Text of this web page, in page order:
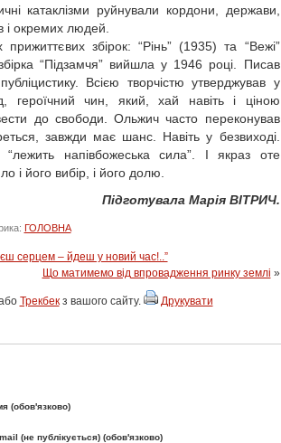
катаклізми руйнували кордони, держави,
і окремих людей.
збірок: “Рінь” (1935) та “Вежі”
“Підзамчя” вийшла у 1946 році. Писав
Всією творчістю утверджував у
героїчний чин, який, хай навіть і ціною
до свободи. Ольжич часто переконував
завжди має шанс. Навіть у безвиході.
напівбожеська сила”. І якраз оте
і його вибір, і його долю.
Підготувала Марія ВІТРИЧ.
ГОЛОВНА
серцем – йдеш у новий час!..”
Що матимемо від впровадження ринку землі »
Трекбекз вашого сайту. Друкувати
(обов'язково)
(не публікується) (обов'язково)